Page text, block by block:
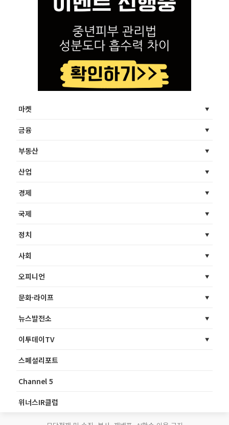
마켓
금융
부동산
산업
경제
국제
정치
사회
오피니언
문화·라이프
뉴스발전소
이투데이TV
스페셜리포트
Channel 5
위너스IR클럽